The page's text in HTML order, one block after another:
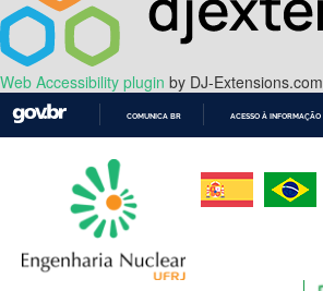
Web Accessibility plugin by DJ-Extensions.com
CONTEÚDO
COMUNICA BR ACESSO À INFORMAÇÃO